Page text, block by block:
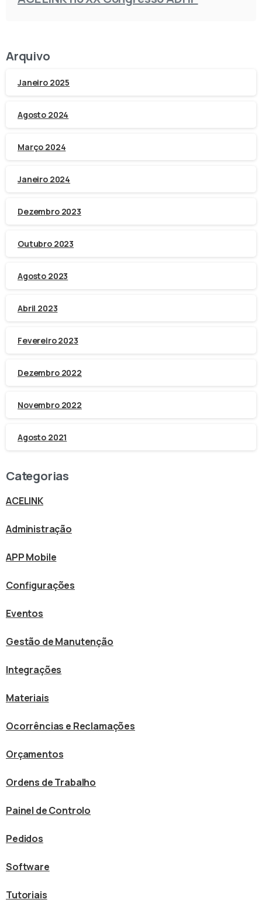
Arquivo
Janeiro 2025
Agosto 2024
Março 2024
Janeiro 2024
Dezembro 2023
Outubro 2023
Agosto 2023
Abril 2023
Fevereiro 2023
Dezembro 2022
Novembro 2022
Agosto 2021
Categorias
ACELINK
Administração
APP Mobile
Configurações
Eventos
Gestão de Manutenção
Integrações
Materiais
Ocorrências e Reclamações
Orçamentos
Ordens de Trabalho
Painel de Controlo
Pedidos
Software
Tutoriais